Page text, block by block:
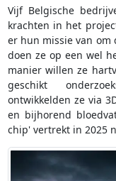
Vijf Belgische
krachten in het
er hun missie van om
doen ze op een wel
manier willen ze
geschikt
ontwikkelden ze via
en bijhorend
chip' vertrekt in 2025